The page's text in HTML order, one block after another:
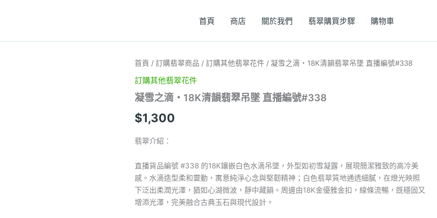
首頁 商店 關於我們 翡翠購買步驟 購物車
首頁 /訂購翡翠商品 /訂購其他翡翠花件 / 凝雪之滴・18K清韻翡翠吊墜 直播編號#338
訂購其他翡翠花件
凝雪之滴・18K清韻翡翠吊墜 直播編號#338
$1,300
翡翠介紹：
直播貨品編號 #338 的18K鑲嵌白色水滴吊墜，外型如初雪凝露，展現簡潔雅致的高冷美
感。水滴造型柔和靈動，寓意純淨心念與堅韌精神；白色翡翠質地通透細膩，在燈光映照
下泛出柔潤光澤，猶如心湖微波，靜中藏韻。周邊由18K金優雅金扣，線條流暢，既穩固又
增添光澤，完美融合古典玉石與現代設計。
凝
之
滴・
18K
韻
翠
直
播
編
號
#338